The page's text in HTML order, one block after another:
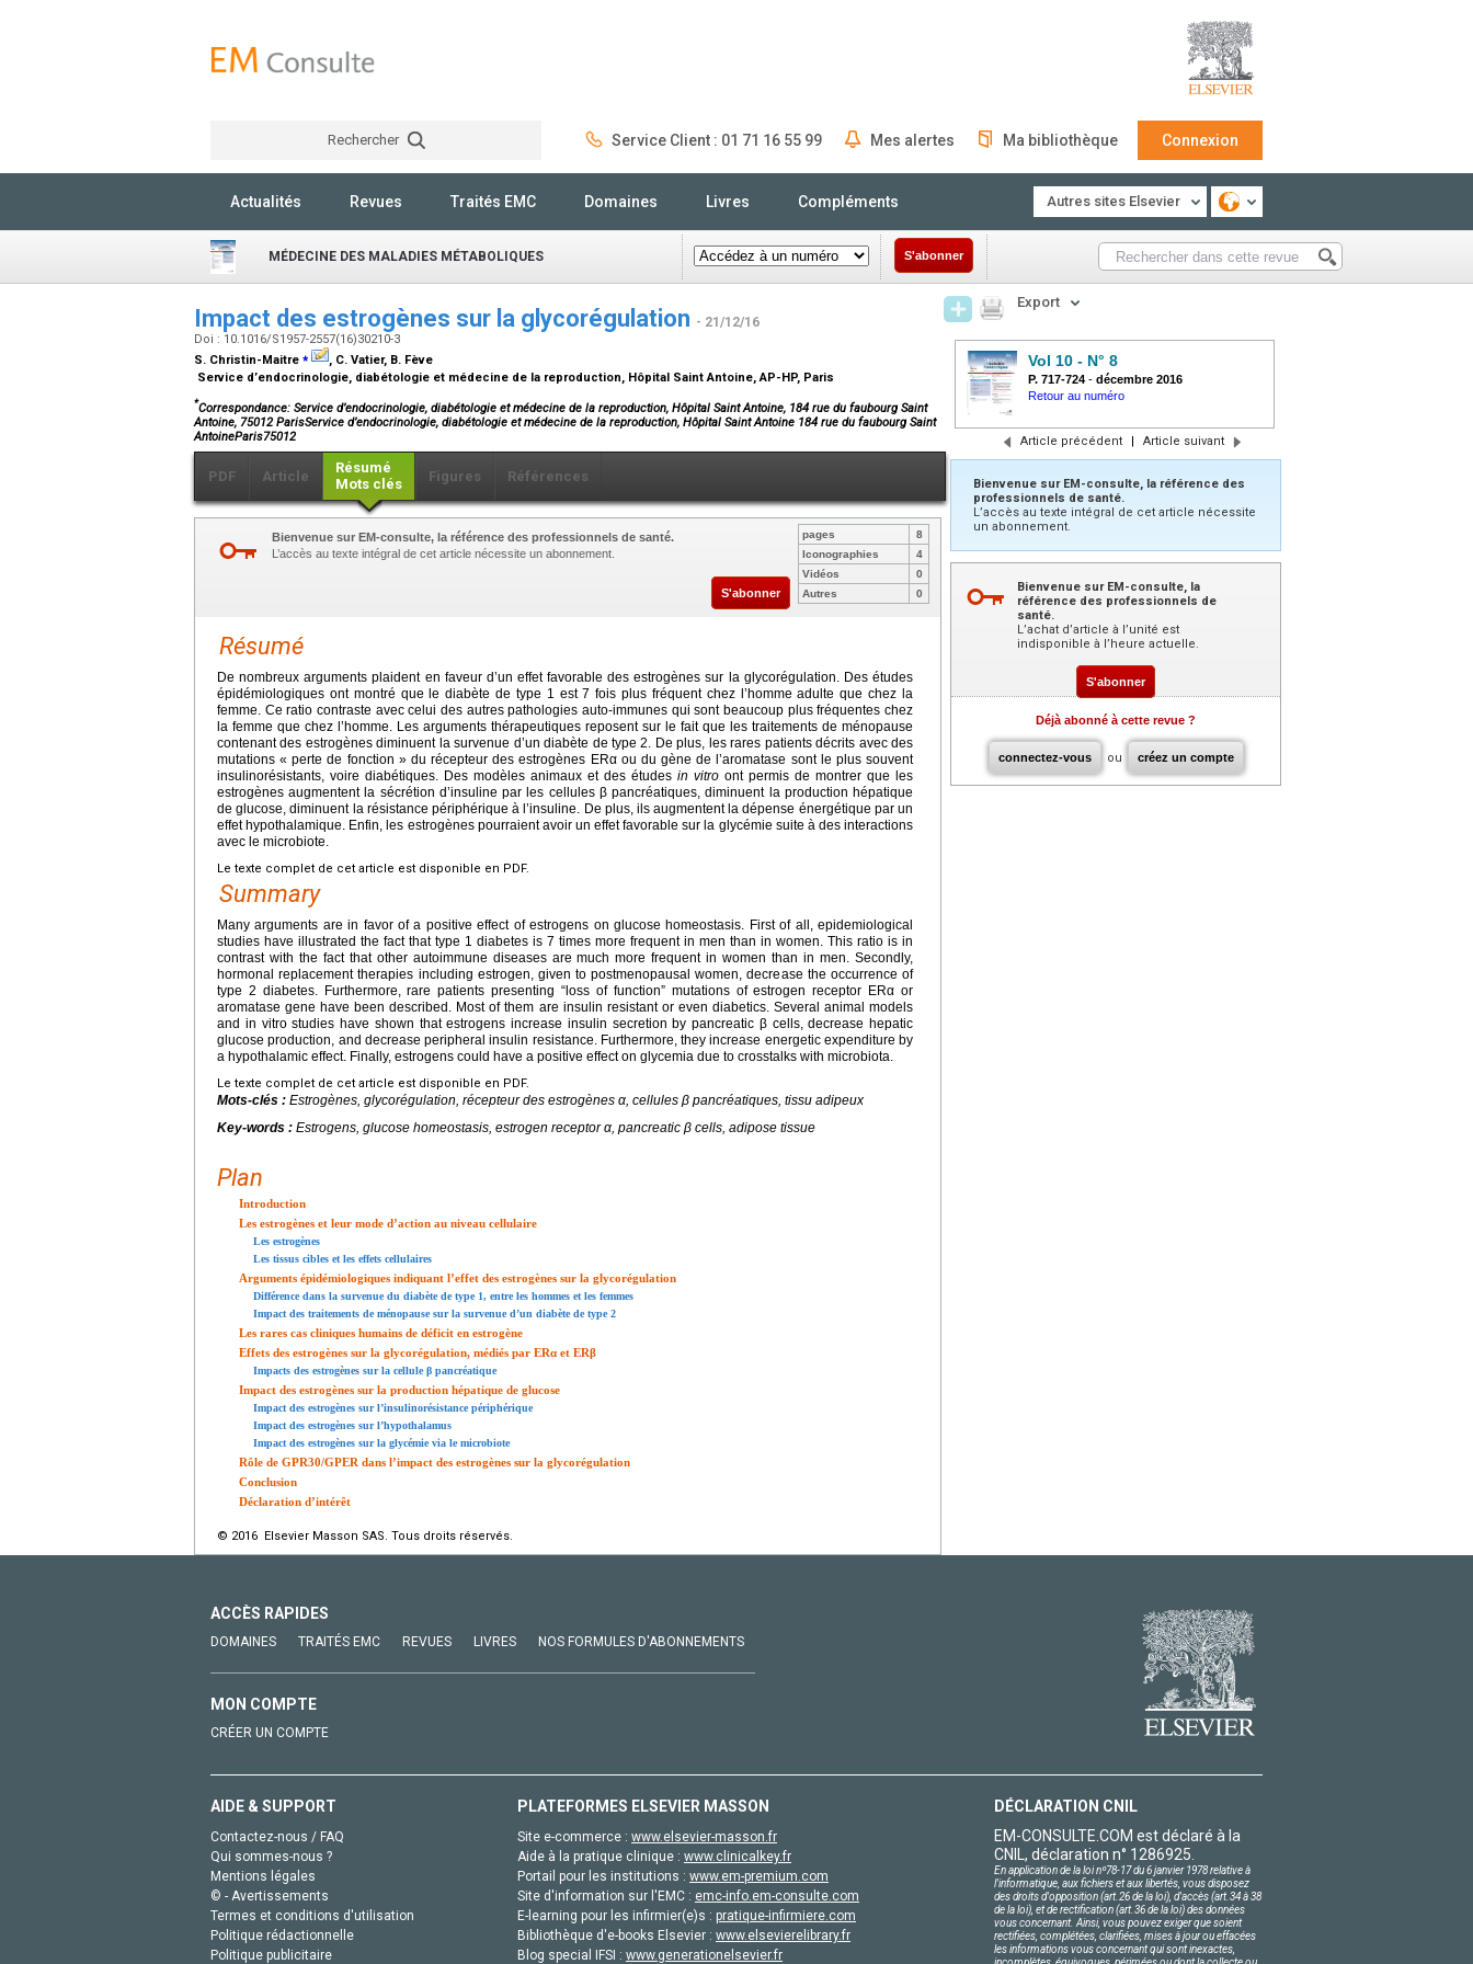
Rechercher Service Client : 01 71 16 55 99 Mes alertes Ma bibliothèque Connexion
Actualités Revues Traités EMC Domaines Livres Compléments Autres sites Elsevier
MÉDECINE DES MALADIES MÉTABOLIQUES S'abonner
Impact des estrogènes sur la glycorégulation - 21/12/16
Doi : 10.1016/S1957-2557(16)30210-3
S. Christin-Maitre ⁎
, C. Vatier, B. Fève
Service d’endocrinologie, diabétologie et médecine de la reproduction, Hôpital Saint Antoine, AP-HP, Paris
*Correspondance: Service d’endocrinologie, diabétologie et médecine de la reproduction, Hôpital Saint Antoine, 184 rue du faubourg Saint
Antoine, 75012 ParisService d’endocrinologie, diabétologie et médecine de la reproduction, Hôpital Saint Antoine 184 rue du faubourg Saint
AntoineParis75012
PDF Article
Résumé
Mots clés
Figures Références
Bienvenue sur EM-consulte, la référence des professionnels de santé.
L’accès au texte intégral de cet article nécessite un abonnement.
S'abonner
pages
8
Iconographies
4
Vidéos
0
Autres
0
Résumé
De nombreux arguments plaident en faveur d’un effet favorable des estrogènes sur la glycorégulation. Des études
épidémiologiques ont montré que le diabète de type 1 est 7 fois plus fréquent chez l’homme adulte que chez la
femme. Ce ratio contraste avec celui des autres pathologies auto-immunes qui sont beaucoup plus fréquentes chez
la femme que chez l’homme. Les arguments thérapeutiques reposent sur le fait que les traitements de ménopause
contenant des estrogènes diminuent la survenue d’un diabète de type 2. De plus, les rares patients décrits avec des
mutations « perte de fonction » du récepteur des estrogènes ERα ou du gène de l’aromatase sont le plus souvent
insulinorésistants, voire diabétiques. Des modèles animaux et des études in vitro ont permis de montrer que les
estrogènes augmentent la sécrétion d’insuline par les cellules β pancréatiques, diminuent la production hépatique
de glucose, diminuent la résistance périphérique à l’insuline. De plus, ils augmentent la dépense énergétique par un
effet hypothalamique. Enfin, les estrogènes pourraient avoir un effet favorable sur la glycémie suite à des interactions
avec le microbiote.
Le texte complet de cet article est disponible en PDF.
Summary
Many arguments are in favor of a positive effect of estrogens on glucose homeostasis. First of all, epidemiological
studies have illustrated the fact that type 1 diabetes is 7 times more frequent in men than in women. This ratio is in
contrast with the fact that other autoimmune diseases are much more frequent in women than in men. Secondly,
hormonal replacement therapies including estrogen, given to postmenopausal women, decrease the occurrence of
type 2 diabetes. Furthermore, rare patients presenting “loss of function” mutations of estrogen receptor ERα or
aromatase gene have been described. Most of them are insulin resistant or even diabetics. Several animal models
and in vitro studies have shown that estrogens increase insulin secretion by pancreatic β cells, decrease hepatic
glucose production, and decrease peripheral insulin resistance. Furthermore, they increase energetic expenditure by
a hypothalamic effect. Finally, estrogens could have a positive effect on glycemia due to crosstalks with microbiota.
Le texte complet de cet article est disponible en PDF.
Mots-clés : Estrogènes, glycorégulation, récepteur des estrogènes α, cellules β pancréatiques, tissu adipeux
Key-words : Estrogens, glucose homeostasis, estrogen receptor α, pancreatic β cells, adipose tissue
Plan
Introduction
Les estrogènes et leur mode d’action au niveau cellulaire
Les estrogènes
Les tissus cibles et les effets cellulaires
Arguments épidémiologiques indiquant l’effet des estrogènes sur la glycorégulation
Différence dans la survenue du diabète de type 1, entre les hommes et les femmes
Impact des traitements de ménopause sur la survenue d’un diabète de type 2
Les rares cas cliniques humains de déficit en estrogène
Effets des estrogènes sur la glycorégulation, médiés par ERα et ERβ
Impacts des estrogènes sur la cellule β pancréatique
Impact des estrogènes sur la production hépatique de glucose
Impact des estrogènes sur l’insulinorésistance périphérique
Impact des estrogènes sur l’hypothalamus
Impact des estrogènes sur la glycémie via le microbiote
Rôle de GPR30/GPER dans l’impact des estrogènes sur la glycorégulation
Conclusion
Déclaration d’intérêt
© 2016 Elsevier Masson SAS. Tous droits réservés.
Export
Vol 10 - N° 8
P. 717-724 - décembre 2016
Retour au numéro
Article précédent | Article suivant
Bienvenue sur EM-consulte, la référence des
professionnels de santé.
L’accès au texte intégral de cet article nécessite
un abonnement.
Bienvenue sur EM-consulte, la
référence des professionnels de
santé.
L’achat d’article à l’unité est
indisponible à l’heure actuelle.
S'abonner
Déjà abonné à cette revue ?
connectez-vous ou créez un compte
ACCÈS RAPIDES
DOMAINES TRAITÉS EMC REVUES LIVRES NOS FORMULES D'ABONNEMENTS
MON COMPTE
CRÉER UN COMPTE
AIDE & SUPPORT
Contactez-nous / FAQ
Qui sommes-nous ?
Mentions légales
© - Avertissements
Termes et conditions d'utilisation
Politique rédactionnelle
Politique publicitaire
PLATEFORMES ELSEVIER MASSON
Site e-commerce : www.elsevier-masson.fr
Aide à la pratique clinique : www.clinicalkey.fr
Portail pour les institutions : www.em-premium.com
Site d'information sur l'EMC : emc-info.em-consulte.com
E-learning pour les infirmier(e)s : pratique-infirmiere.com
Bibliothèque d'e-books Elsevier : www.elsevierelibrary.fr
Blog special IFSI : www.generationelsevier.fr
DÉCLARATION CNIL
EM-CONSULTE.COM est déclaré à la
CNIL, déclaration n° 1286925.
En application de la loi nº78-17 du 6 janvier 1978 relative à
l'informatique, aux fichiers et aux libertés, vous disposez
des droits d'opposition (art.26 de la loi), d'accès (art.34 à 38
de la loi), et de rectification (art.36 de la loi) des données
vous concernant. Ainsi, vous pouvez exiger que soient
rectifiées, complétées, clarifiées, mises à jour ou effacées
les informations vous concernant qui sont inexactes,